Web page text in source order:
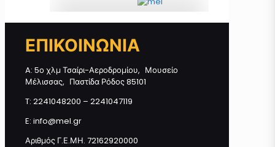
ποσότητα
ΕΠΙΚΟΙΝΩΝΙΑ
A: 5ο χλμ Τσαίρι-Αεροδρομίου, Μουσείο
Μέλισσας, Παστίδα Ρόδος 85101
T: 2241048200 – 2241047119
E: info@mel.gr
Αριθμός Γ.Ε.ΜΗ. 72162920000